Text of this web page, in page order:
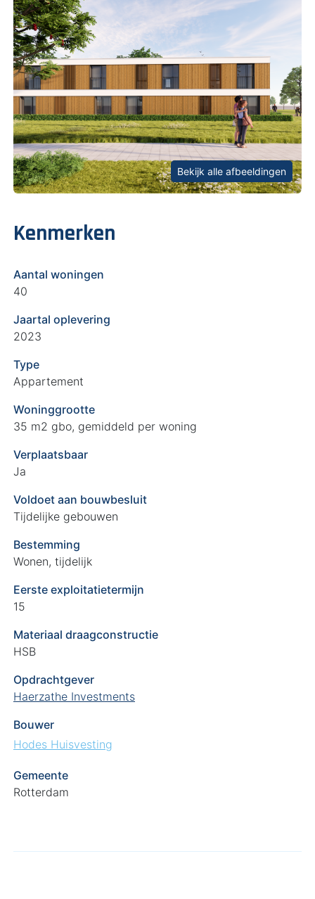
Bekijk alle afbeeldingen
Kenmerken
Aantal woningen
40
Jaartal oplevering
2023
Type
Appartement
Woninggrootte
35 m2 gbo, gemiddeld per woning
Verplaatsbaar
Ja
Voldoet aan bouwbesluit
Tijdelijke gebouwen
Bestemming
Wonen, tijdelijk
Eerste exploitatietermijn
15
Materiaal draagconstructie
HSB
Opdrachtgever
Haerzathe Investments
Bouwer
Hodes Huisvesting
Gemeente
Rotterdam